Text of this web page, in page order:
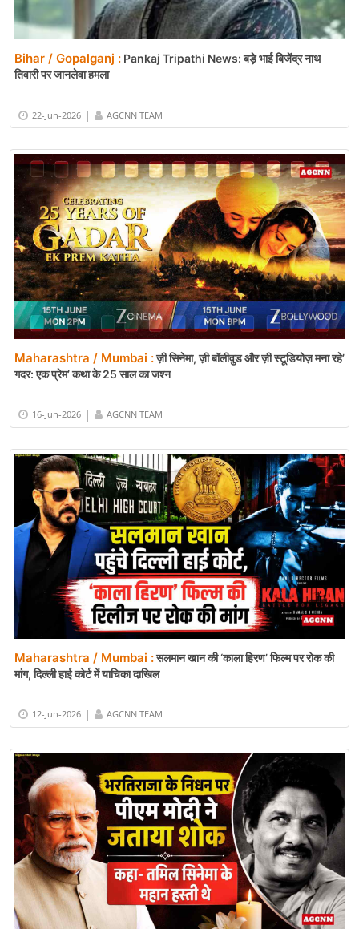
Bihar / Gopalganj : Pankaj Tripathi News: बड़े भाई बिजेंद्र नाथ
तिवारी पर जानलेवा हमला
22-Jun-2026 | AGCNN TEAM
Maharashtra / Mumbai :ज़ी सिनेमा, ज़ी बॉलीवुड और ज़ी स्टूडियोज़ मना रहे’
गदर: एक प्रेम’ कथा के 25 साल का जश्न
16-Jun-2026 | AGCNN TEAM
Maharashtra / Mumbai :सलमान खान की ‘काला हिरण’ फिल्म पर रोक की
मांग, दिल्ली हाई कोर्ट में याचिका दाखिल
12-Jun-2026 | AGCNN TEAM